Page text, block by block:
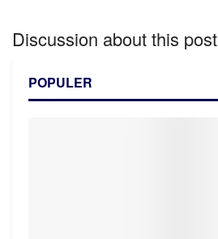
Discussion about this post
POPULER